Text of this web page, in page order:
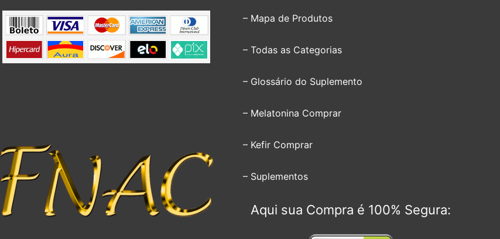
– Mapa de Produtos
– Todas as Categorias
– Glossário do Suplemento
– Melatonina Comprar
– Kefir Comprar
– Suplementos
Aqui sua Compra é 100% Segura: